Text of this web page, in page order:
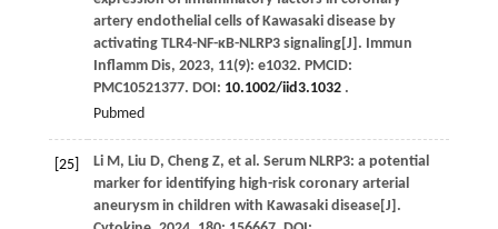
artery endothelial cells of Kawasaki disease by
activating TLR4-NF-κB-NLRP3 signaling[J]. Immun
Inflamm Dis, 2023, 11(9): e1032. PMCID:
PMC10521377. DOI: 10.1002/iid3.1032.
Pubmed
[25] Li M, Liu D, Cheng Z, et al. Serum NLRP3: a potential
marker for identifying high-risk coronary arterial
aneurysm in children with Kawasaki disease[J].